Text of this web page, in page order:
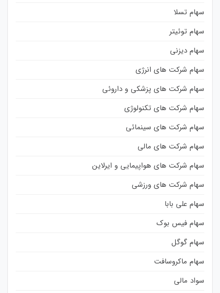
سهام تسلا
سهام توئیتر
سهام دیزنی
سهام شرکت های انرژی
سهام شرکت های پزشکی و داروئی
سهام شرکت های تکنولوژی
سهام شرکت های سینمائی
سهام شرکت های مالی
سهام شرکت های هواپیمایی و ایرلاین
سهام شرکت های ورزشی
سهام علی بابا
سهام فیس بوک
سهام گوگل
سهام ماکروسافت
سواد مالی